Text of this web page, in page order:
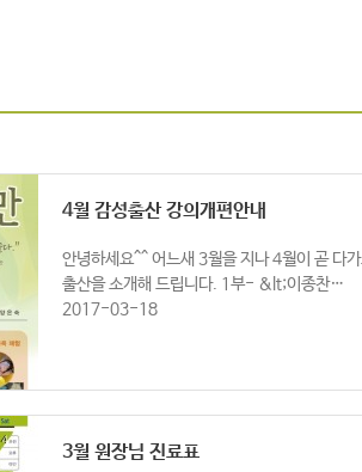
4월 감성출산 강의개편안내
안녕하세요^^ 어느새 3월을 지나 4월이 곧 다
출산을 소개해 드립니다. 1부- &lt;이종찬…
2017-03-18
3월 원장님 진료표